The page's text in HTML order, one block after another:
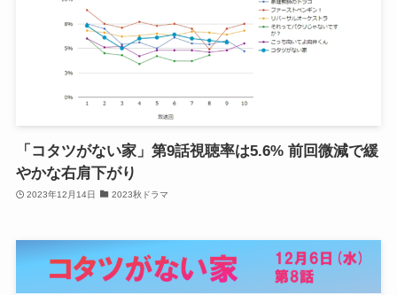
「コタツがない家」第9話視聴率は5.6% 前回微減で緩
やかな右肩下がり
2023年12月14日 2023秋ドラマ